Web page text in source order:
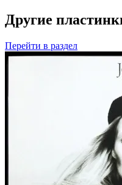
Другие
Перейти в раздел